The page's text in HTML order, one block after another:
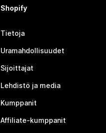
Shopify
Tietoja
Uramahdollisuudet
Sijoittajat
Lehdistö ja media
Kumppanit
Affiliate-kumppanit